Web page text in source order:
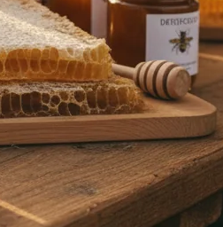
Status heute
Heute geschlossen